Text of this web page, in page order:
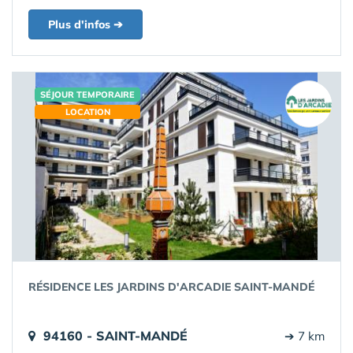
Plus d'infos ➔
SÉJOUR TEMPORAIRE
LOCATION
RÉSIDENCE LES JARDINS D'ARCADIE SAINT-MANDÉ
94160 - SAINT-MANDÉ ➔ 7 km